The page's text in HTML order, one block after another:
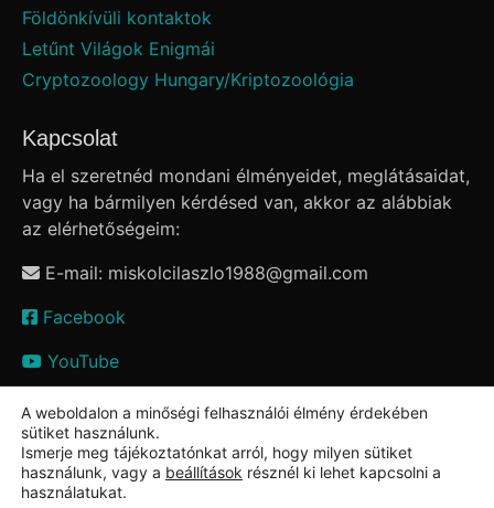
Földönkívüli kontaktok
Letűnt Világok Enigmái
Cryptozoology Hungary/Kriptozoológia
Kapcsolat
Ha el szeretnéd mondani élményeidet, meglátásaidat,
vagy ha bármilyen kérdésed van, akkor az alábbiak
az elérhetőségeim:
E-mail: miskolcilaszlo1988@gmail.com
Facebook
YouTube
A weboldalon a minőségi felhasználói élmény érdekében
sütiket használunk.
Ismerje meg tájékoztatónkat arról, hogy milyen sütiket
használunk, vagy a beállítások résznél ki lehet kapcsolni a
használatukat.